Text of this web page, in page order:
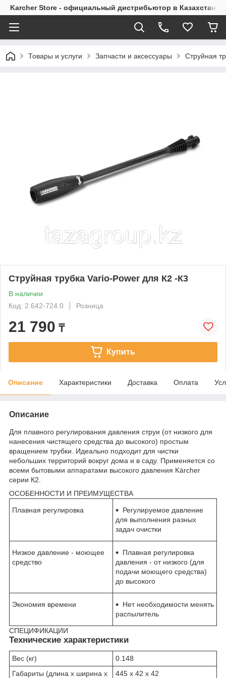
Karcher Store - официальный дистрибьютор в Казахстане
Товары и услуги Запчасти и аксессуары Струйная
Струйная трубка Vario-Power для К2 -К3
В наличии
Код: 2.642-724.0
Розница
21 790 ₸
Купить
Описание Характеристики Доставка Оплата
Описание
Для плавного регулирования давления струи (от низкого для
нанесения чистящего средства до высокого) простым
вращением трубки. Идеально подходит для чистки
небольших территорий вокруг дома и в саду. Применяется со
всеми бытовыми аппаратами высокого давления Kärcher
серии К2.
ОСОБЕННОСТИ И ПРЕИМУЩЕСТВА
Плавная регулировка
Регулируемое давление
для выполнения разных
задач очистки
Низкое давление - моющее
средство
Плавная регулировка
давления - от низкого (для
подачи моющего средства)
до высокого
Экономия времени
Нет необходимости менять
распылитель
СПЕЦИФИКАЦИИ
Технические характеристики
Вес (кг)
0.148
Габариты (длина х ширина х
445 x 42 x 42